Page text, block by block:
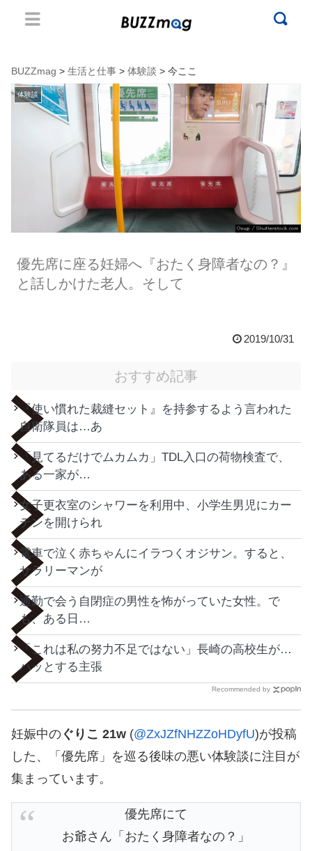
BUZZmag > 生活と仕事 > 体験談 > 今ここ
体験談
優先席に座る妊婦へ『おたく身障者なの？』
と話しかけた老人。そして
2019/10/31
おすすめ記事
『使い慣れた裁縫セット』を持参するよう言われた
自衛隊員は…あ
「見てるだけでムカムカ」TDL入口の荷物検査で、
ある一家が…
女子更衣室のシャワーを利用中、小学生男児にカー
テンを開けられ
電車で泣く赤ちゃんにイラつくオジサン。すると、
サラリーマンが
通勤で会う自閉症の男性を怖がっていた女性。で
も、ある日…
「これは私の努力不足ではない」長崎の高校生が…
ハッとする主張
Recommended by
妊娠中の ぐりこ 21w (@ZxJZfNHZZoHDyfU)が投稿
した、「優先席」を巡る後味の悪い体験談に注目が
集まっています。
優先席にて
お爺さん「おたく身障者なの？」